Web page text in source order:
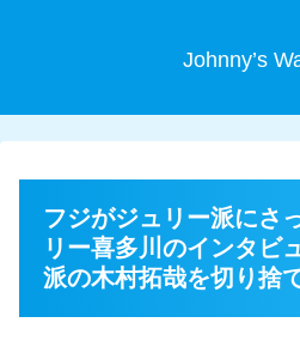
Johnny’s
フジがジュリー派にさ
リー喜多川のインタビ
派の木村拓哉を切り捨